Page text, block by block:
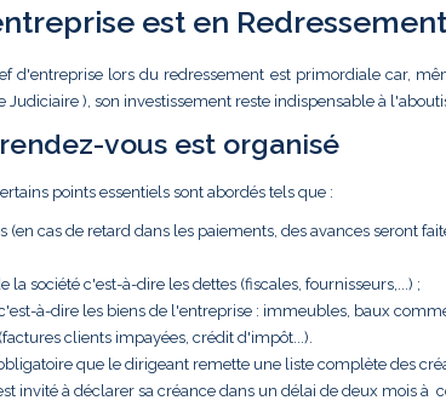
est en
d'entreprise lors du redressement est primordiale car,
Judiciaire ), son investissement reste indispensable à
vous est organisé
points essentiels sont abordés tels que :
(en cas de retard dans les paiements, des avances seront
la société c'est-à-dire les dettes (fiscales, fournisseurs,...) ;
à-dire les biens de l'entreprise : immeubles, baux
clients impayées, crédit d'impôt...).
que le dirigeant remette une liste complète des
invité à déclarer sa créance dans un délai de deux mois